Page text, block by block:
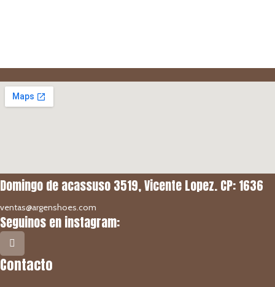
Domingo de acassuso 3519, Vicente Lopez. CP: 1636
ventas@argenshoes.com
Seguinos en instagram:
Contacto